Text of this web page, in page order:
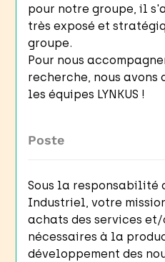
pour notre groupe, il
très exposé et
groupe.
Pour nous
recherche, nous avons
les équipes LYNKUS !
Poste
Sous la responsabilité
Industriel, votre
achats des services
nécessaires à la
développement des